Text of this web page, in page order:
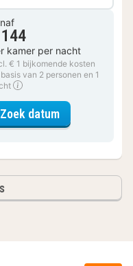
kamer per nacht
€ 1 bijkomende kosten
van 2 personen en 1
Zoek datumvoor grote